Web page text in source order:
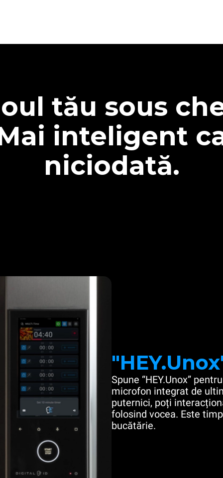
tău sous
inteligent
niciodată.
Spune “HEY.Unox”
microfon integrat de
puternici, poți
folosind vocea. Este
bucătărie.